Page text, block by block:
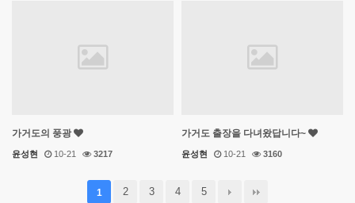
가거도의 풍광
윤성현 10-21 3217
가거도 출장을 다녀왔답니다~
윤성현 10-21 3160
1 2 3 4 5